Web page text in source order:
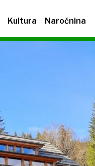
Kultura Naročnina